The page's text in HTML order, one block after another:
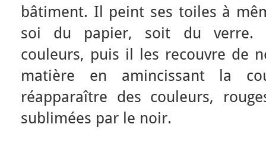
bâtiment. Il peint ses toiles à
soi du papier, soit du verre.
couleurs, puis il les recouvre de
matière en amincissant la
réapparaître des couleurs,
sublimées par le noir.